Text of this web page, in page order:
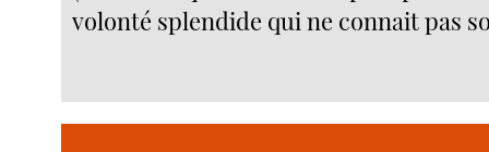
volonté splendide qui ne connait pas